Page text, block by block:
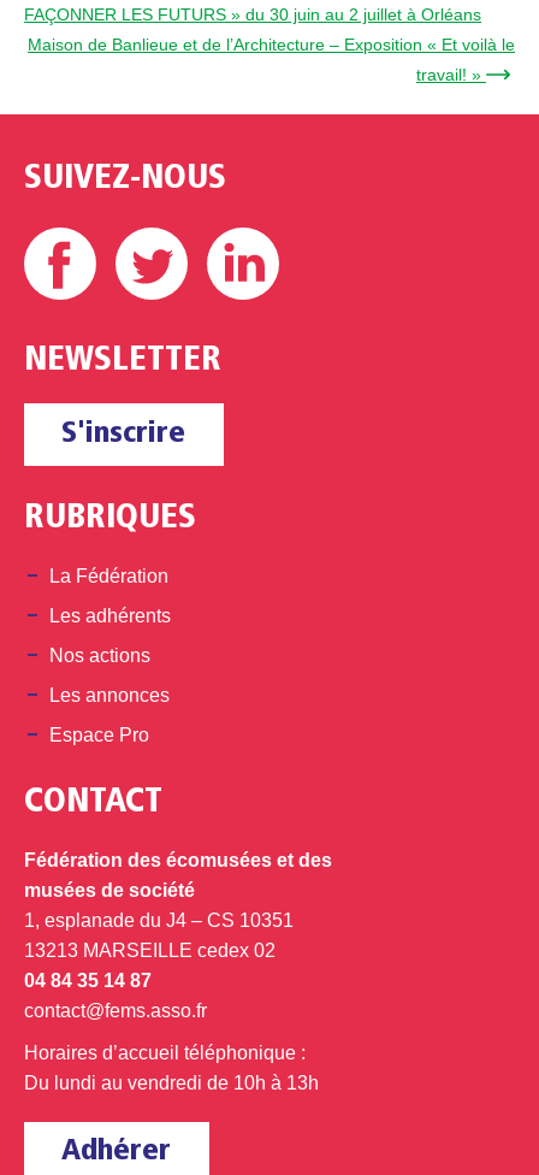
FAÇONNER LES FUTURS » du 30 juin au 2 juillet à Orléans
Maison de Banlieue et de l’Architecture – Exposition « Et voilà le
travail! » →
SUIVEZ-NOUS
Facebook Twitter
NEWSLETTER
S'inscrire
RUBRIQUES
La Fédération
Les adhérents
Nos actions
Les annonces
Espace Pro
CONTACT
Fédération des écomusées et des
musées de société
1, esplanade du J4 – CS 10351
13213 MARSEILLE cedex 02
04 84 35 14 87
contact@fems.asso.fr
Horaires d’accueil téléphonique :
Du lundi au vendredi de 10h à 13h
Adhérer